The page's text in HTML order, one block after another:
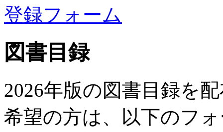
登録フォーム
図書目録
2026年版の図書目録を
希望の方は、以下のフ